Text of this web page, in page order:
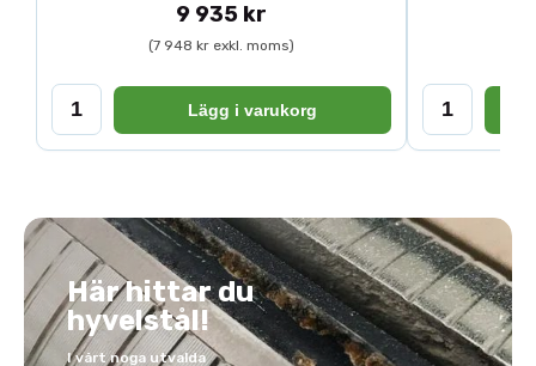
9 935 kr
(7 948 kr exkl. moms)
Lägg i varukorg
Här hittar du
hyvelstål!
I vårt noga utvalda